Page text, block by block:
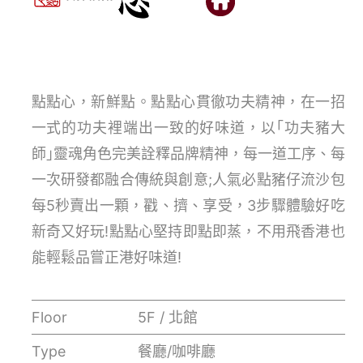
點點心，新鮮點。點點心貫徹功夫精神，在一招
一式的功夫裡端出一致的好味道，以｢功夫豬大
師｣靈魂角色完美詮釋品牌精神，每一道工序、每
一次研發都融合傳統與創意;人氣必點豬仔流沙包
每5秒賣出一顆，戳、擠、享受，3步驟體驗好吃
新奇又好玩!點點心堅持即點即蒸，不用飛香港也
能輕鬆品嘗正港好味道!
Floor
5F / 北館
Type
餐廳/咖啡廳